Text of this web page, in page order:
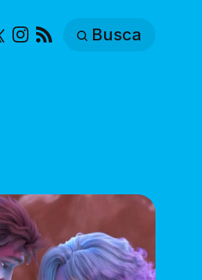
X Instagram Busca